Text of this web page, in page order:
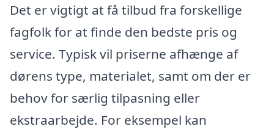
Det er vigtigt at få tilbud fra forskellige
fagfolk for at finde den bedste pris og
service. Typisk vil priserne afhænge af
dørens type, materialet, samt om der er
behov for særlig tilpasning eller
ekstraarbejde. For eksempel kan